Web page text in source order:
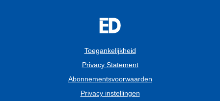
Toegankelijkheid
Privacy Statement
Abonnementsvoorwaarden
Privacy instellingen